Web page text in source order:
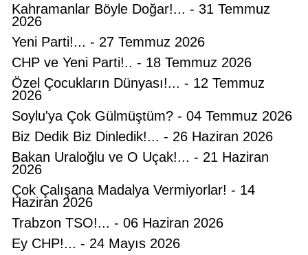
Kahramanlar Böyle Doğar!... - 31 Temmuz
2026
Yeni Parti!... - 27 Temmuz 2026
CHP ve Yeni Parti!.. - 18 Temmuz 2026
Özel Çocukların Dünyası!... - 12 Temmuz
2026
Soylu'ya Çok Gülmüştüm? - 04 Temmuz 2026
Biz Dedik Biz Dinledik!... - 26 Haziran 2026
Bakan Uraloğlu ve O Uçak!... - 21 Haziran
2026
Çok Çalışana Madalya Vermiyorlar! - 14
Haziran 2026
Trabzon TSO!... - 06 Haziran 2026
Ey CHP!... - 24 Mayıs 2026